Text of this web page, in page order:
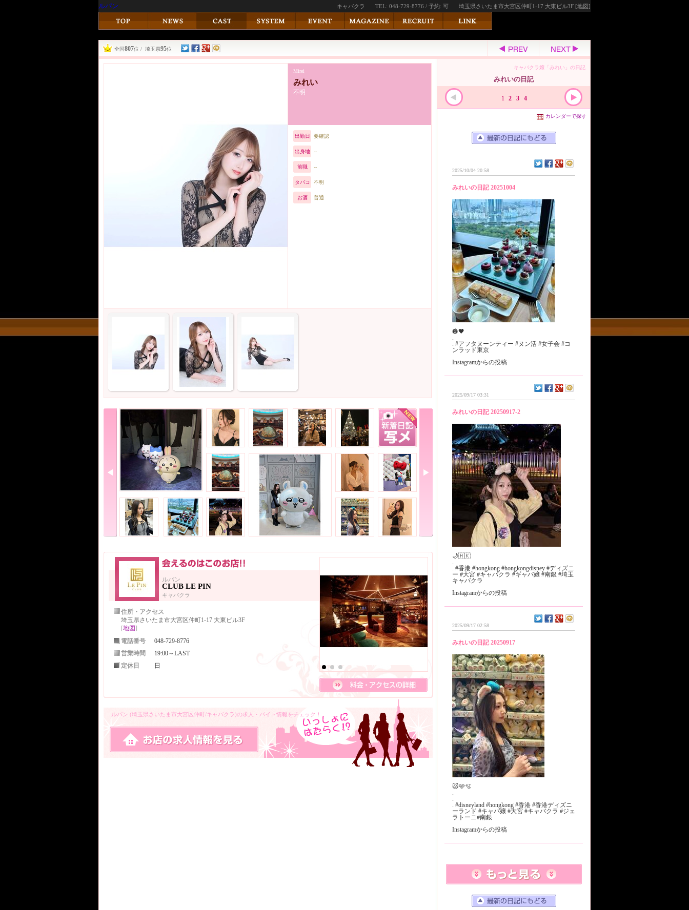
ルパン キャバクラ TEL: 048-729-8776 / 予約: 可 埼玉県さいたま市大宮区仲町1-17 大東ビル3F [地図]
全国807位 / 埼玉県95位
みれい
Mirei
不明
出勤日 要確認
出身地 --
前職 --
タバコ 不明
お酒 普通
ルパン
CLUB LE PIN
キャバクラ
住所・アクセス
埼玉県さいたま市大宮区仲町1-17 大東ビル3F
[地図]
電話番号
048-729-8776
営業時間
19:00～LAST
定休日
日
ルパン (埼玉県さいたま市大宮区仲町/キャバクラ)の求人・バイト情報をチェック！
みれいの日記
キャバクラ嬢「みれい」の日記
1 2 3 4
カレンダーで探す
2025/10/04 20:58
みれいの日記 20251004
🎃🖤
.
. #アフタヌーンティー #ヌン活 #女子会 #コ
ンラッド東京
Instagramからの投稿
2025/09/17 03:31
みれいの日記 20250917-2
🌙🇭🇰
.
. #香港 #hongkong #hongkongdisney #ディズニ
ー #大宮 #キャバクラ #ギャバ嬢 #南銀 #埼玉
キャバクラ
Instagramからの投稿
2025/09/17 02:58
みれいの日記 20250917
🐱🩵🫧
.
.
. #disneyland #hongkong #香港 #香港ディズニ
ーランド #キャバ嬢 #大宮 #キャバクラ #ジェ
ラトーニ#南銀
Instagramからの投稿